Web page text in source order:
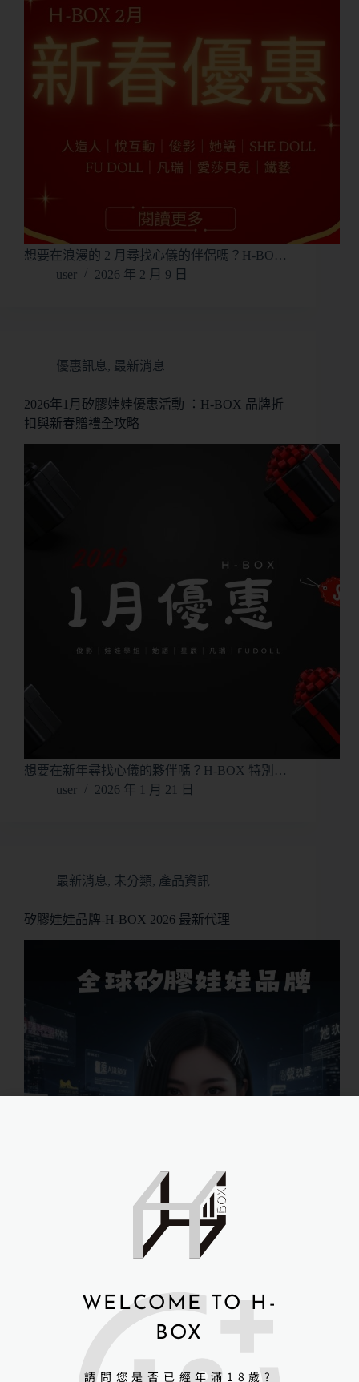
想要在浪漫的 2 月尋找心儀的伴侶嗎？H-BO…
user
2026 年 2 月 9 日
優惠訊息, 最新消息
2026年1月矽膠娃娃優惠活動 ：H-BOX 品牌折
扣與新春贈禮全攻略
想要在新年尋找心儀的夥伴嗎？H-BOX 特別…
user
2026 年 1 月 21 日
最新消息, 未分類, 產品資訊
矽膠娃娃品牌-H-BOX 2026 最新代理
最新消息, 產品資訊
WELCOME TO H-
BOX
請問您是否已經年滿18歲?